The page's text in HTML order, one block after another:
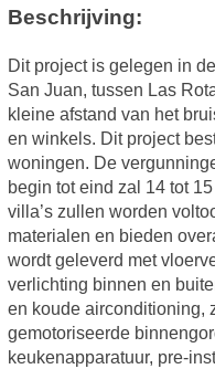
Beschrijving:
Dit project is gelegen in
San Juan, tussen Las
kleine afstand van het
en winkels. Dit project
woningen. De
begin tot eind zal 14 tot
villa’s zullen worden
materialen en bieden
wordt geleverd met
verlichting binnen en
en koude airconditioning,
gemotoriseerde
keukenapparatuur, pre-